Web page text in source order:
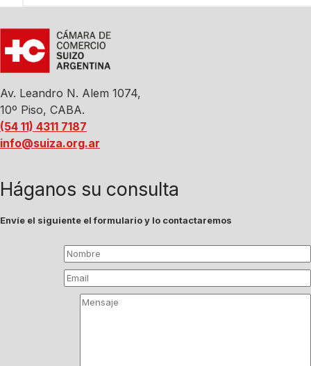
Av. Leandro N. Alem 1074,
10º Piso, CABA.
(54 11) 4311 7187
info@suiza.org.ar
Háganos su consulta
Envíe el siguiente el formulario y lo contactaremos